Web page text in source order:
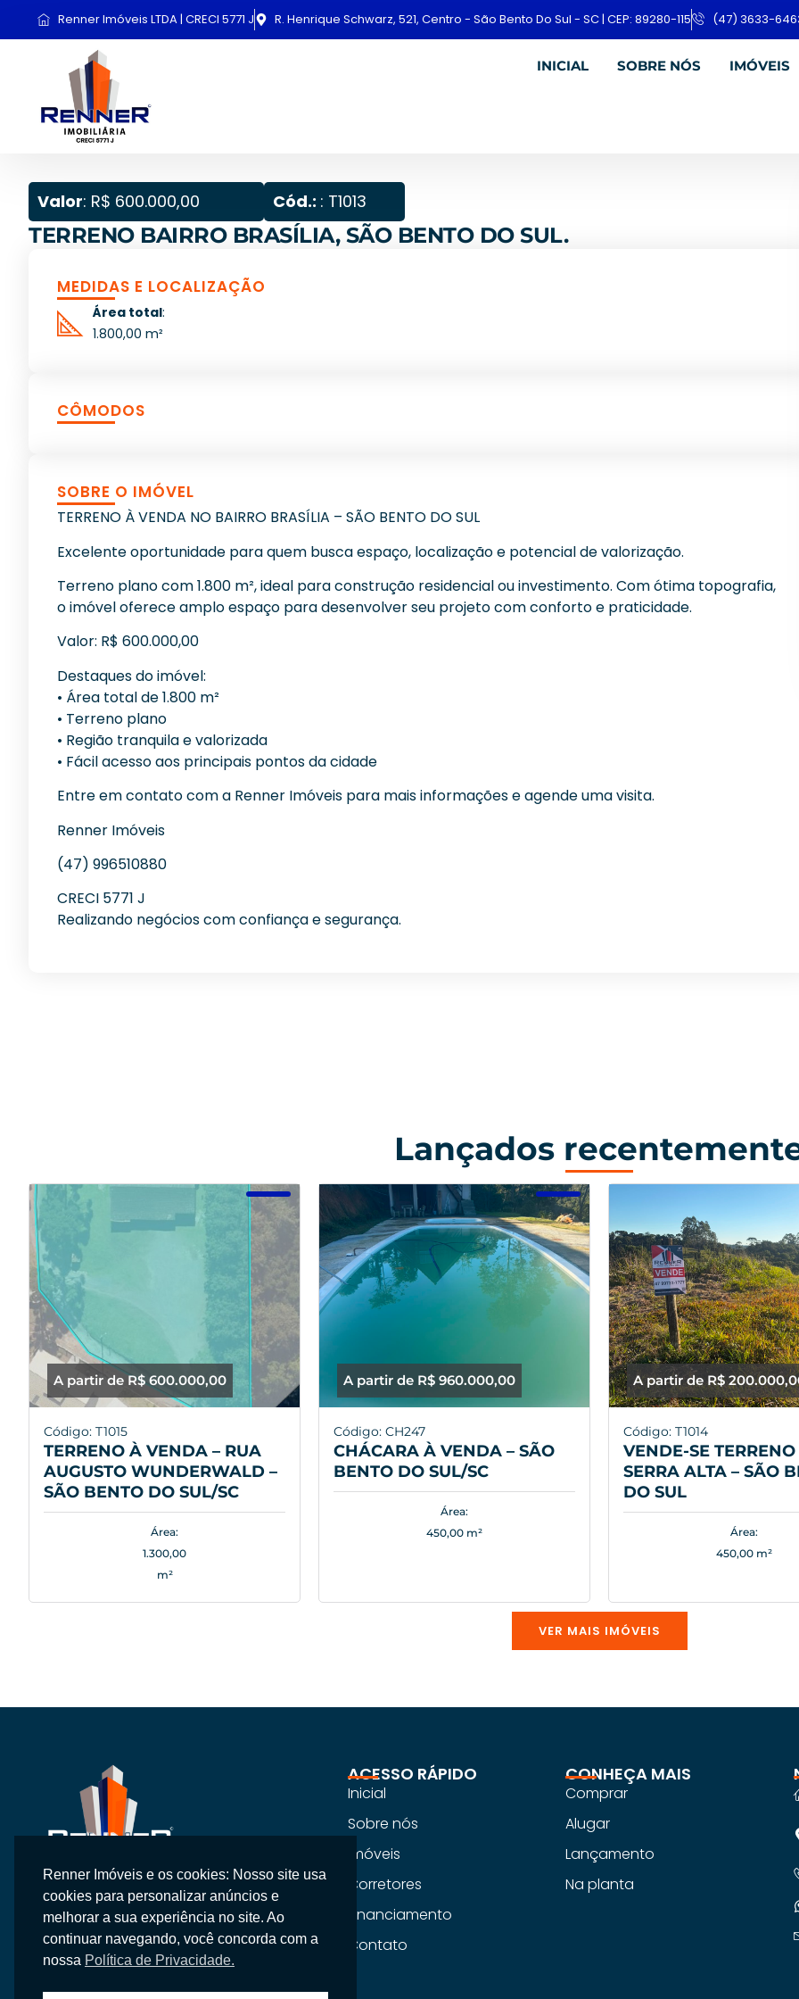
Renner Imóveis LTDA | CRECI 5771 J R. Henrique Schwarz, 521, Centro - São Bento Do Sul - SC | CEP: 89280-115 (47) 3633-
INICIAL SOBRE NÓS IMÓVEIS
Valor: R$ 600.000,00 Cód.: : T1013
TERRENO BAIRRO BRASÍLIA, SÃO BENTO DO SUL.
MEDIDAS E LOCALIZAÇÃO
Área total:
1.800,00 m²
CÔMODOS
SOBRE O IMÓVEL
TERRENO À VENDA NO BAIRRO BRASÍLIA – SÃO BENTO DO SUL
Excelente oportunidade para quem busca espaço, localização e potencial de valorização.
Terreno plano com 1.800 m², ideal para construção residencial ou investimento. Com ótima topografia,
o imóvel oferece amplo espaço para desenvolver seu projeto com conforto e praticidade.
Valor: R$ 600.000,00
Destaques do imóvel:
• Área total de 1.800 m²
• Terreno plano
• Região tranquila e valorizada
• Fácil acesso aos principais pontos da cidade
Entre em contato com a Renner Imóveis para mais informações e agende uma visita.
Renner Imóveis
(47) 996510880
CRECI 5771 J
Realizando negócios com confiança e segurança.
Lançados
A partir de R$ 600.000,00
Código: T1015
TERRENO À VENDA – RUA
AUGUSTO WUNDERWALD –
SÃO BENTO DO SUL/SC
Área:
1.300,00
m²
A partir de R$ 960.000,00
Código: CH247
CHÁCARA À VENDA – SÃO
BENTO DO SUL/SC
Área:
450,00 m²
A partir de R$
Código: T1014
VENDE-SE TERRENO
SERRA ALTA – SÃO
DO SUL
Área:
450,00 m²
VER MAIS IMÓVEIS
Na Renner Imobiliária, não vendemos
apenas imóveis, entregamos segurança,
confiança e um atendimento
personalizado.
ACESSO RÁPIDO
Inicial
Sobre nós
Imóveis
Corretores
Financiamento
Contato
CONHEÇA MAIS
Comprar
Alugar
Lançamento
Na planta
Renner Imóveis e os cookies: Nosso site usa
cookies para personalizar anúncios e
melhorar a sua experiência no site. Ao
continuar navegando, você concorda com a
nossa Política de Privacidade.